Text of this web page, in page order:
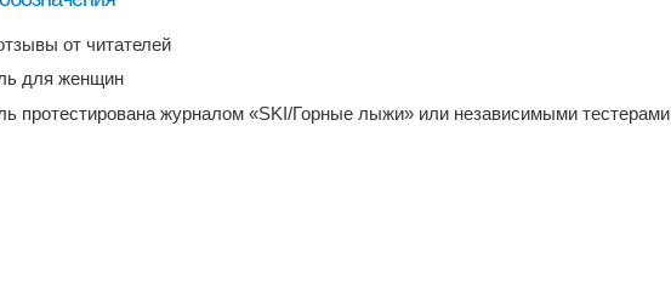
от читателей
для женщин
протестирована журналом «SKI/Горные лыжи» или независимыми тестерами